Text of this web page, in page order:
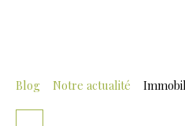
Blog Notre actualité